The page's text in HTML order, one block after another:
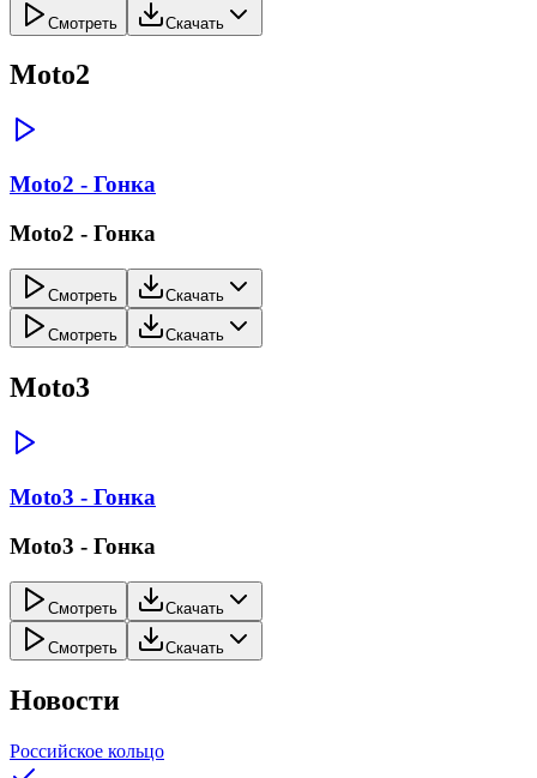
Смотреть Скачать
Moto2
Moto2 - Гонка
Moto2 - Гонка
Смотреть Скачать
Смотреть Скачать
Moto3
Moto3 - Гонка
Moto3 - Гонка
Смотреть Скачать
Смотреть Скачать
Новости
Российское кольцо